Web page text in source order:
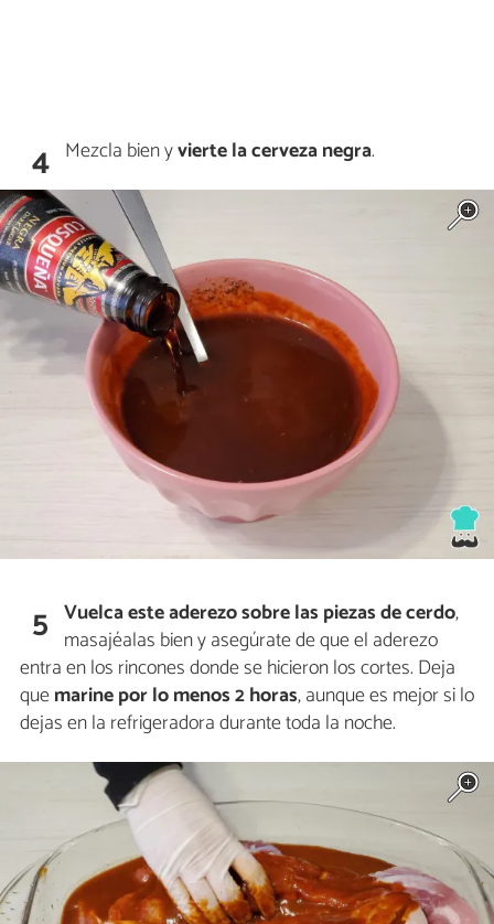
4 Mezcla bien yvierte lacerveza negra.
5 Vuelca este aderezo sobre las piezas decerdo,
masajéalas bien y asegúrate de que el aderezo
entra en los rincones donde se hicieron los cortes. Deja
quemarinepor lo menos 2 horas, aunque es mejor si lo
dejas en la refrigeradora durante toda la noche.